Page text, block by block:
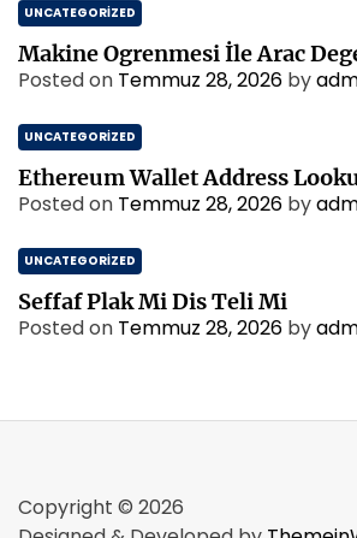
UNCATEGORIZED
Makine Ogrenmesi İle Arac
Posted on Temmuz 28, 2026 by
UNCATEGORIZED
Ethereum Wallet Address
Posted on Temmuz 28, 2026 by
UNCATEGORIZED
Seffaf Plak Mi Dis Teli Mi
Posted on Temmuz 28, 2026 by
Copyright © 2026